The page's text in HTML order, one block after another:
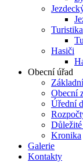
Turistika
Hasiči
Obecní úřad
Obecní
Úřední
Kronika
Galerie
Kontakty